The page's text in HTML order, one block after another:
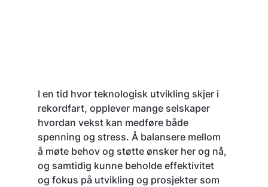
I en tid hvor teknologisk utvikling skjer i
rekordfart, opplever mange selskaper
hvordan vekst kan medføre både
spenning og stress. Å balansere mellom
å møte behov og støtte ønsker her og nå,
og samtidig kunne beholde effektivitet
og fokus på utvikling og prosjekter som